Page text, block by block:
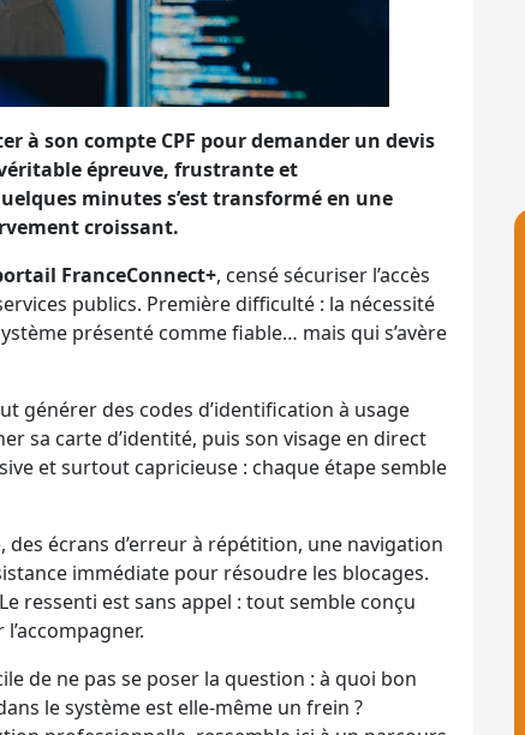
à son compte CPF pour demander un devis
épreuve, frustrante et
minutes s’est transformé en une
croissant.
FranceConnect+, censé sécuriser l’accès
publics. Première difficulté : la nécessité
présenté comme fiable… mais qui s’avère
générer des codes d’identification à usage
sa carte d’identité, puis son visage en direct
et surtout capricieuse : chaque étape semble
écrans d’erreur à répétition, une navigation
immédiate pour résoudre les blocages.
ressenti est sans appel : tout semble conçu
de ne pas se poser la question : à quoi bon
le système est elle-même un frein ?